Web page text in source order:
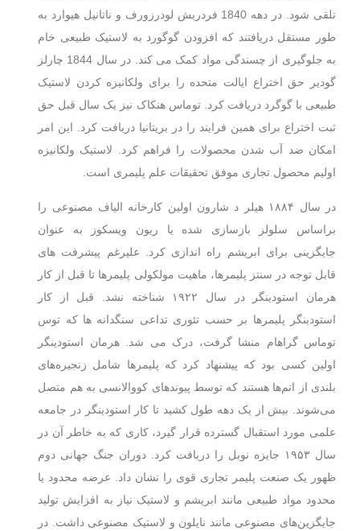
تلقی شود. در دهه 1840 فردریش لودرزورف و ناتانیل هیوارد به
طور مستقل دریافتند که افزودن گوگورد به لاستیک طبیعی خام
به جلوگیری از چسندگی مواد کمک می کند. در سال 1844 چارلز
گودیر حق اختراع ایالت متحده را برای ولکانیزه کردن لاستیک
طبیعی با گوگرد دریافت کرد. توماس هنکاک نیز یک سال قبل حق
ثبت اختراع برای همین فرایند را در بریتانیا دریافت کرد. این امر
امکان ضد آب شدن محصولات را فراهم کرد. لاستیک ولکانیزه
اولیم محصول تجاری موفق تحقیقات علم پلیمری است.
در سال ۱۸۸۴ هیلر د شارون اولین کارخانه الیاف مصنوعی را
براساس سلولز بازسازی شده یا ریون ویسکوز به عنوان
جایگزینی برای ابریشم راه اندازی کرد. علیرغم پیشرفت های
قابل توجه در سنتز پلیمرها، ماهیت مولکولی پلیمرها تا قبل از کار
هرمان استودینگر در سال ۱۹۲۲ شناخته نشد. قبل از کار
استودینگر پلیمرها بر حسب تئوری تداعی سنگدانه ها که توس
توماس گراهام منشا گرفت، درک می شد. هرمان استودینگر
اولین کسی بود که پیشنهاد کرد که پلیمرها شامل زنجیره‌های
بلندی از اتم‌ها هستند که توسط پیوندهای کووالانسی به هم متصل
می‌شوند. بیش از یک دهه طول کشید تا کار استودینگر در جامعه
علمی مورد استقبال گسترده قرار گیرد، کاری که به خاطر آن در
سال ۱۹۵۳ جایزه نوبل را دریافت کرد. دوران جنگ جهانی دوم
ظهور یک صنعت پلیمر تجاری قوی را نشان داد. عرضه محدود یا
محدود مواد طبیعی مانند ابریشم و لاستیک نیاز به افزایش تولید
جایگزین‌های مصنوعی مانند نایلون و لاستیک مصنوعی داشت. در